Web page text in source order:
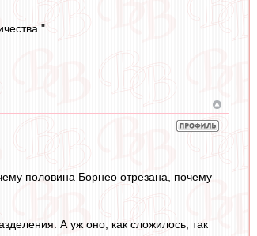
половина Борнео отрезана, почему
А уж оно, как сложилось, так